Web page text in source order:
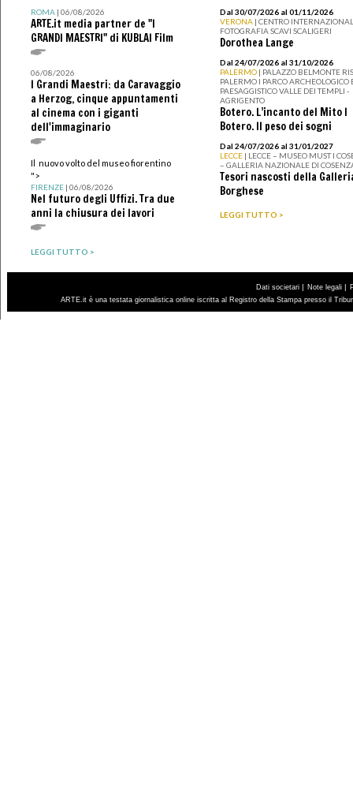
ROMA| 06/08/2026
ARTE.it media partner de "I
GRANDI MAESTRI" di KUBLAI Film
06/08/2026
I Grandi Maestri: da Caravaggio
a Herzog, cinque appuntamenti
al cinema con i giganti
dell'immaginario
Il nuovo volto del museo fiorentino
">
FIRENZE| 06/08/2026
Nel futuro degli Uffizi. Tra due
anni la chiusura dei lavori
LEGGI TUTTO >
Dal 30/07/2026 al 01/11/2026
VERONA | CENTRO
FOTOGRAFIA SCAVI SCALIGERI
Dorothea Lange
Dal 24/07/2026 al 31/10/2026
PALERMO | PALAZZO BELMONTE
PALERMO I PARCO ARCHEOLOGICO
PAESAGGISTICO VALLE DEI TEMPLI -
AGRIGENTO
Botero. L’incanto del Mito I
Botero. Il peso dei sogni
Dal 24/07/2026 al 31/01/2027
LECCE | LECCE – MUSEO MUST I
– GALLERIA NAZIONALE DI
Tesori nascosti della
Borghese
LEGGI TUTTO >
Dati societari | Note legali |
ARTE.it è una testata giornalistica online iscritta al Registro della Stampa presso il